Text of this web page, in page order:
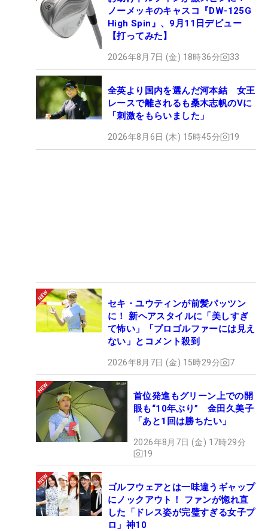
ノーメッキのキャスコ『DW-125G
High Spin』、9月11日デビュー
【打ってみた】
2026年8月7日 (金) 18時36分 33
全英より国内を選んだ河本結 女王
レースで離されるも桑木志帆のVに
「刺激をもらいました」
2026年8月6日 (木) 15時45分 19
セキ・ユウティンが前髪パッツン
に！ 新ヘアスタイルに「美しすぎ
て怖い」「プロゴルファーには見え
ない」とコメント殺到
2026年8月7日 (金) 15時29分 7
首位発進もグリーン上での開
眼も“10年ぶり” 金田久美子
「あと1回は勝ちたい」
2026年8月7日 (金) 17時29分
19
ゴルフウェアとは一味違うギャップ
にノックアウト！ ファンが惚れ直
した「ドレス姿が完璧すぎる女子プ
ロ」神10